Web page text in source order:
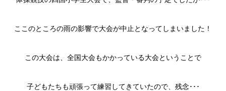
ここのところの雨の影響で大会が中止となってしまいました！
この大会は、全国大会もかかっている大会ということで
子どもたちも頑張って練習してきていたので、残念･･･